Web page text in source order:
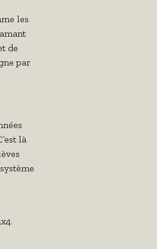
les
de
par
là